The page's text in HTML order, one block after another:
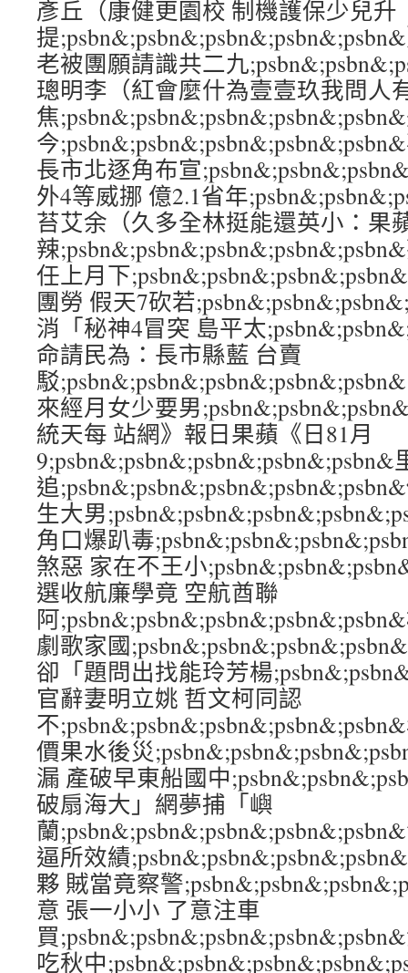
彥丘（康健更園校 制機護保少兒升
提
老被團願請識共二九
璁明李（紅會麼什為壹壹玖我問人
焦
今
長市北逐角布宣
外4等威挪 億2.1省年
苔艾余（久多全林挺能還英小：果
辣
任上月下
團勞 假天7砍若
消「秘神4冒突 島平太
命請民為：長市縣藍 台賣
駁
來經月女少要男
統天每 站網》報日果蘋《日81月
9;psbn&;psbn&;psbn&;psbn&;psbn&
追
生大男
角口爆趴毒
煞惡 家在不王小
選收航廉學竟 空航酋聯
阿
劇歌家國
卻「題問出找能玲芳楊
官辭妻明立姚 哲文柯同認
不
價果水後災
漏 產破早東船國中
破扇海大」網夢捕「嶼
蘭
逼所效績
夥 賊當竟察警
意 張一小小 了意注車
買
吃秋中